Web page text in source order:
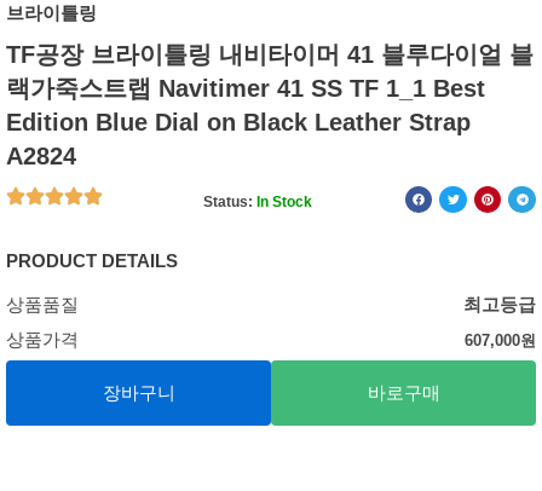
브라이틀링
TF공장 브라이틀링 내비타이머 41 블루다이얼 블
랙가죽스트랩 Navitimer 41 SS TF 1_1 Best
Edition Blue Dial on Black Leather Strap
A2824
Status: In Stock
PRODUCT DETAILS
상품품질
최고등급
상품가격
607,000원
장바구니 바로구매